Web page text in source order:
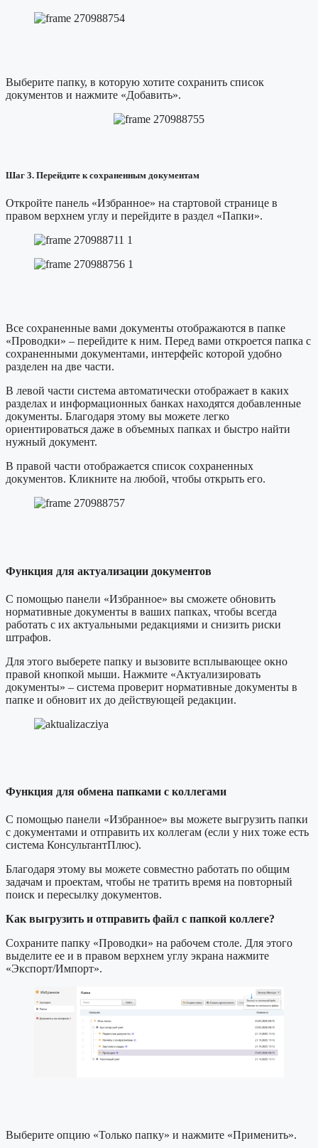
Выберите папку, в которую хотите сохранить список
документов и нажмите «Добавить».
Шаг 3. Перейдите к сохраненным документам
Откройте панель «Избранное» на стартовой странице в
правом верхнем углу и перейдите в раздел «Папки».
Все сохраненные вами документы отображаются в папке
«Проводки» – перейдите к ним. Перед вами откроется папка с
сохраненными документами, интерфейс которой удобно
разделен на две части.
В левой части система автоматически отображает в каких
разделах и информационных банках находятся добавленные
документы. Благодаря этому вы можете легко
ориентироваться даже в объемных папках и быстро найти
нужный документ.
В правой части отображается список сохраненных
документов. Кликните на любой, чтобы открыть его.
Функция для актуализации документов
С помощью панели «Избранное» вы сможете обновить
нормативные документы в ваших папках, чтобы всегда
работать с их актуальными редакциями и снизить риски
штрафов.
Для этого выберете папку и вызовите всплывающее окно
правой кнопкой мыши. Нажмите «Актуализировать
документы» – система проверит нормативные документы в
папке и обновит их до действующей редакции.
Функция для обмена папками с коллегами
С помощью панели «Избранное» вы можете выгрузить папки
с документами и отправить их коллегам (если у них тоже есть
система КонсультантПлюс).
Благодаря этому вы можете совместно работать по общим
задачам и проектам, чтобы не тратить время на повторный
поиск и пересылку документов.
Как выгрузить и отправить файл с папкой коллеге?
Сохраните папку «Проводки» на рабочем столе. Для этого
выделите ее и в правом верхнем углу экрана нажмите
«Экспорт/Импорт».
Выберите опцию «Только папку» и нажмите «Применить».